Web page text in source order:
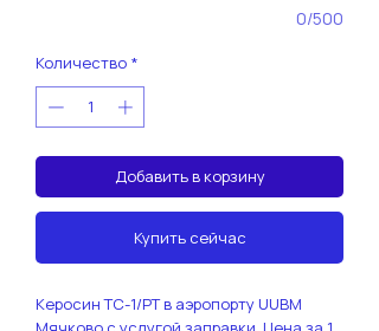
0/500
Количество *
Добавить в корзину
Купить сейчас
Керосин ТС-1/РТ в аэропорту UUBM